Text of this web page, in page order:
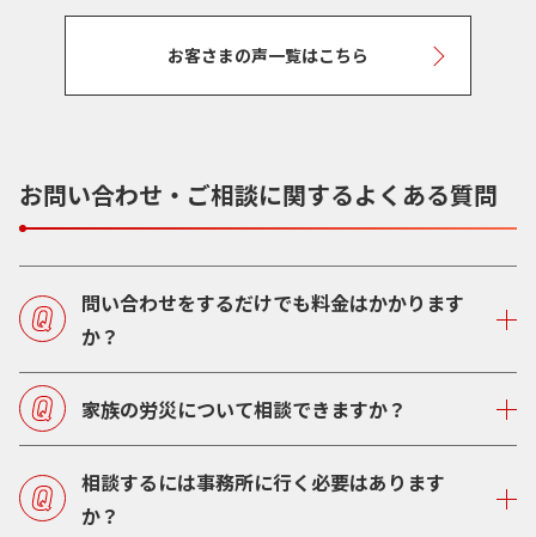
お客さまの声一覧はこちら
お問い合わせ・ご相談に関するよくある質問
問い合わせをするだけでも料金はかかります
か？
家族の労災について相談できますか？
相談するには事務所に行く必要はあります
か？